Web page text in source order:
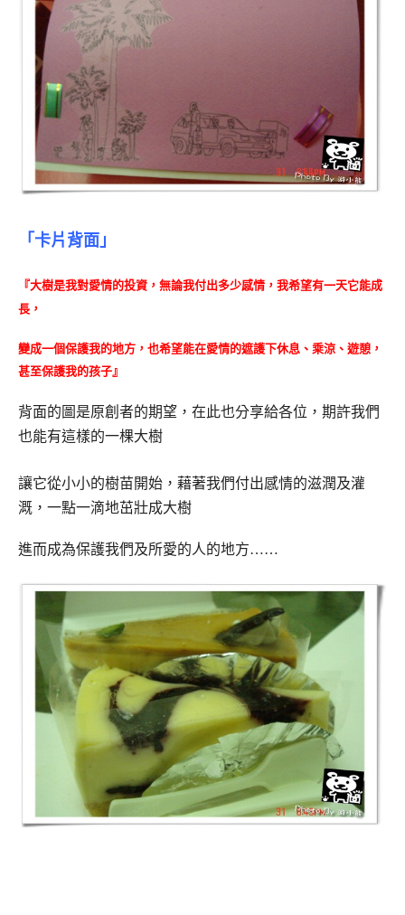
「卡片背面」
『大樹是我對愛情的投資，無論我付出多少感情，我希望有一天它能成
長，
變成一個保護我的地方，也希望能在愛情的遮護下休息、乘涼、遊憩，
甚至保護我的孩子』
背面的圖是原創者的期望，在此也分享給各位，期許我們
也能有這樣的一棵大樹
讓它從小小的樹苗開始，藉著我們付出感情的滋潤及灌
溉，一點一滴地茁壯成大樹
進而成為保護我們及所愛的人的地方……